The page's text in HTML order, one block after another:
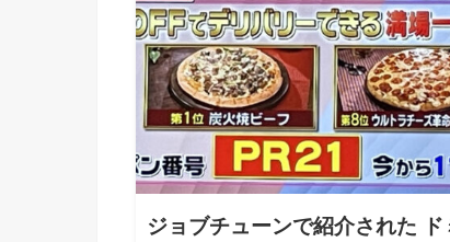
ジョブチューンで紹介された ド